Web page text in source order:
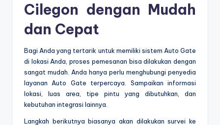
Cilegon dengan Mudah
dan Cepat
Bagi Anda yang tertarik untuk memiliki sistem Auto Gate
di lokasi Anda, proses pemesanan bisa dilakukan dengan
sangat mudah. Anda hanya perlu menghubungi penyedia
layanan Auto Gate terpercaya. Sampaikan informasi
lokasi, luas area, tipe pintu yang dibutuhkan, dan
kebutuhan integrasi lainnya.
Langkah berikutnya biasanya akan dilakukan survei ke